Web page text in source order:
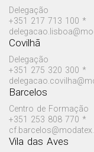
Delegação
+351 217 713 100 *
Covilhã
Delegação
+351 275 320 300 *
Barcelos
Centro de Formação
+351 253 808 770 *
Vila das Aves